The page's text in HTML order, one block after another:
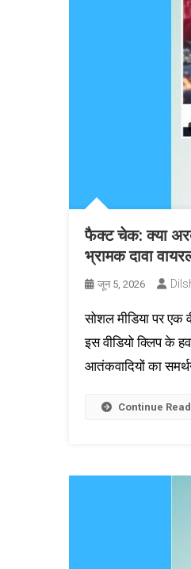
फैक्ट चेक: क्या अरब
भ्रामक दावा
जून 5, 2026
सोशल मीडिया पर एक
इस वीडियो क्लिप के
आतंकवादियों का
Continue